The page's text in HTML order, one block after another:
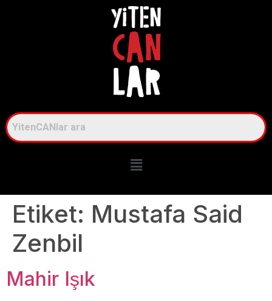
Etiket: Mustafa Said
Zenbil
Mahir Işık